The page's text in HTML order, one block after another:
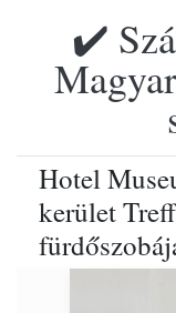
✔️
Hotel
kerület